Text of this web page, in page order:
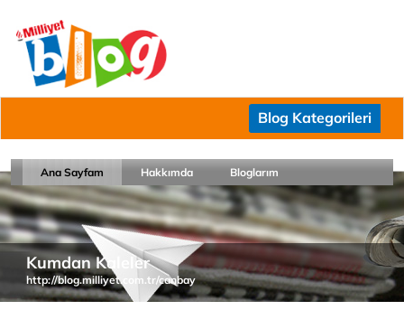
Blog Kategorileri
Ana Sayfam Hakkımda Bloglarım
Kumdan Kaleler
http://blog.milliyet.com.tr/canbay